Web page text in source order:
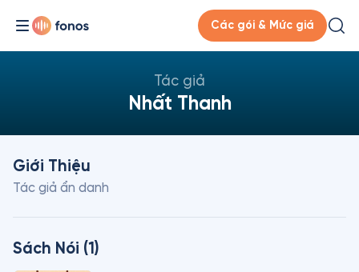
Các gói & Mức giá
Tác giả
Nhất Thanh
Giới Thiệu
Tác giả ẩn danh
Sách Nói (1)